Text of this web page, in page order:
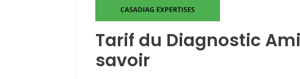
Tarif du Diagnostic
savoir